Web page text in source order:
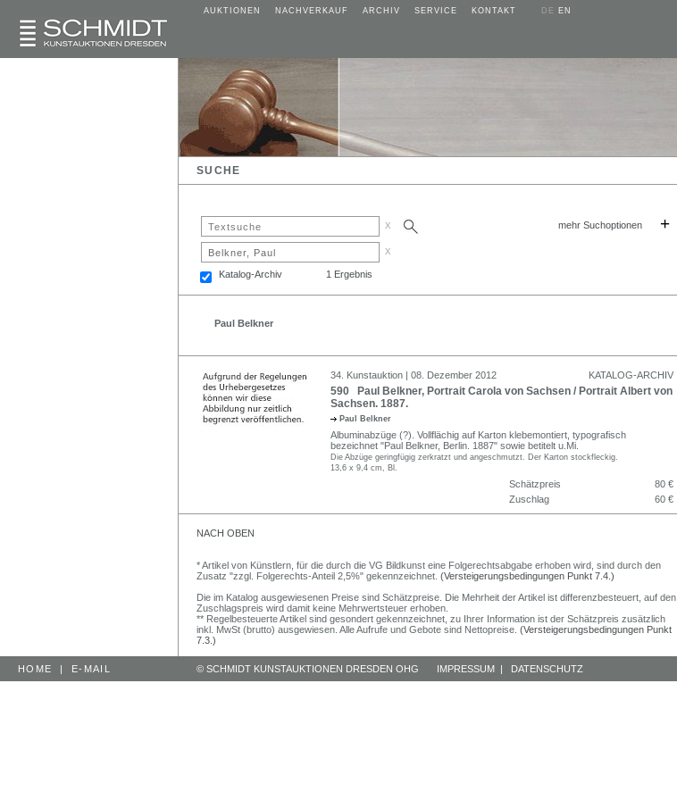
AUKTIONEN NACHVERKAUF ARCHIV SERVICE KONTAKT DE EN
SUCHE
x mehr Suchoptionen +
x
Katalog-Archiv 1 Ergebnis
Paul Belkner
34. Kunstauktion | 08. Dezember 2012 KATALOG-ARCHIV
590 Paul Belkner, Portrait Carola von Sachsen / Portrait Albert von
Sachsen. 1887.
Paul Belkner
Albuminabzüge (?). Vollflächig auf Karton klebemontiert, typografisch
bezeichnet "Paul Belkner, Berlin. 1887" sowie betitelt u.Mi.
Die Abzüge geringfügig zerkratzt und angeschmutzt. Der Karton stockfleckig.
13,6 x 9,4 cm, Bl.
Schätzpreis
80 €
Zuschlag
60 €
NACH OBEN
* Artikel von Künstlern, für die durch die VG Bildkunst eine Folgerechtsabgabe erhoben wird, sind durch den
Zusatz "zzgl. Folgerechts-Anteil 2,5%" gekennzeichnet. (Versteigerungsbedingungen Punkt 7.4.)
Die im Katalog ausgewiesenen Preise sind Schätzpreise. Die Mehrheit der Artikel ist differenzbesteuert, auf den
Zuschlagspreis wird damit keine Mehrwertsteuer erhoben.
** Regelbesteuerte Artikel sind gesondert gekennzeichnet, zu Ihrer Information ist der Schätzpreis zusätzlich
inkl. MwSt (brutto) ausgewiesen. Alle Aufrufe und Gebote sind Nettopreise. (Versteigerungsbedingungen Punkt
7.3.)
HOME | E-MAIL © SCHMIDT KUNSTAUKTIONEN DRESDEN OHG IMPRESSUM | DATENSCHUTZ